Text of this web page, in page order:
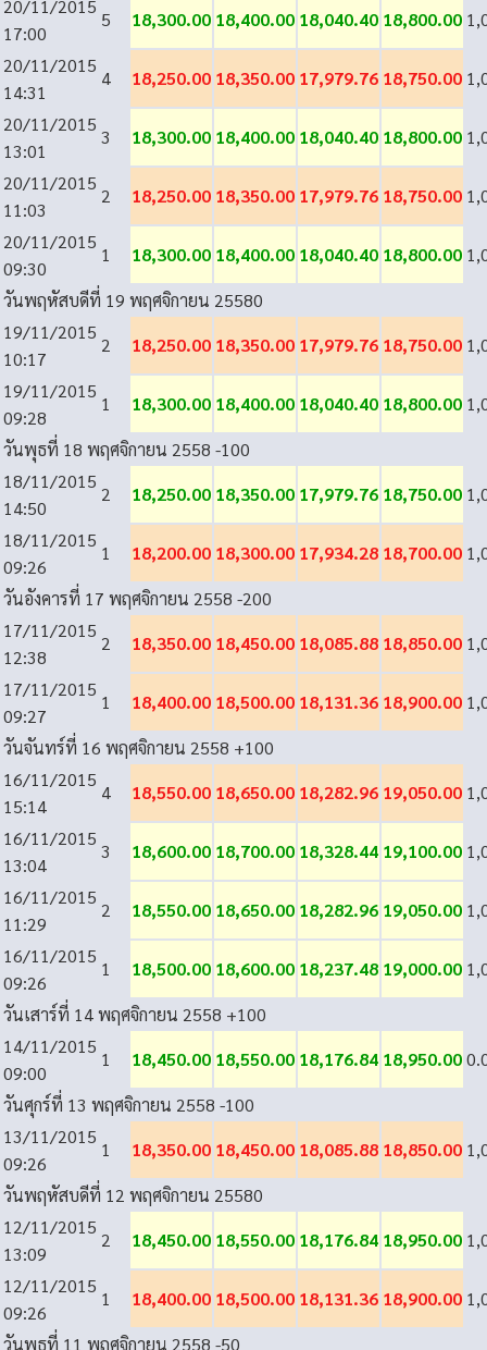
20/11/2015
17:00
5 18,300.00 18,400.00 18,040.40 18,800.00
20/11/2015
14:31
4 18,250.00 18,350.00 17,979.76 18,750.00
20/11/2015
13:01
3 18,300.00 18,400.00 18,040.40 18,800.00
20/11/2015
11:03
2 18,250.00 18,350.00 17,979.76 18,750.00
20/11/2015
09:30
1 18,300.00 18,400.00 18,040.40 18,800.00
วันพฤหัสบดีที่ 19 พฤศจิกายน 25580
19/11/2015
10:17
2 18,250.00 18,350.00 17,979.76 18,750.00
19/11/2015
09:28
1 18,300.00 18,400.00 18,040.40 18,800.00
วันพุธที่ 18 พฤศจิกายน 2558 -100
18/11/2015
14:50
2 18,250.00 18,350.00 17,979.76 18,750.00
18/11/2015
09:26
1 18,200.00 18,300.00 17,934.28 18,700.00
วันอังคารที่ 17 พฤศจิกายน 2558 -200
17/11/2015
12:38
2 18,350.00 18,450.00 18,085.88 18,850.00
17/11/2015
09:27
1 18,400.00 18,500.00 18,131.36 18,900.00
วันจันทร์ที่ 16 พฤศจิกายน 2558 +100
16/11/2015
15:14
4 18,550.00 18,650.00 18,282.96 19,050.00
16/11/2015
13:04
3 18,600.00 18,700.00 18,328.44 19,100.00
16/11/2015
11:29
2 18,550.00 18,650.00 18,282.96 19,050.00
16/11/2015
09:26
1 18,500.00 18,600.00 18,237.48 19,000.00
วันเสาร์ที่ 14 พฤศจิกายน 2558 +100
14/11/2015
09:00
1 18,450.00 18,550.00 18,176.84 18,950.00
วันศุกร์ที่ 13 พฤศจิกายน 2558 -100
13/11/2015
09:26
1 18,350.00 18,450.00 18,085.88 18,850.00
วันพฤหัสบดีที่ 12 พฤศจิกายน 25580
12/11/2015
13:09
2 18,450.00 18,550.00 18,176.84 18,950.00
12/11/2015
09:26
1 18,400.00 18,500.00 18,131.36 18,900.00
วันพุธที่ 11 พฤศจิกายน 2558 -50